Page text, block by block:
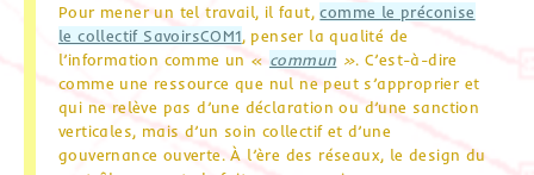
Pour mener un tel travail, il faut,comme le préconise
le collectif SavoirsCOM1, penser la qualité de
l’information comme un « commun ». C’est-à-dire
comme une ressource que nul ne peut s’approprier et
qui ne relève pas d’une déclaration ou d’une sanction
verticales, mais d’un soin collectif et d’une
gouvernance ouverte. À l’ère des réseaux, le design du